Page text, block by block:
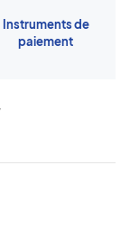
Instruments de
paiement